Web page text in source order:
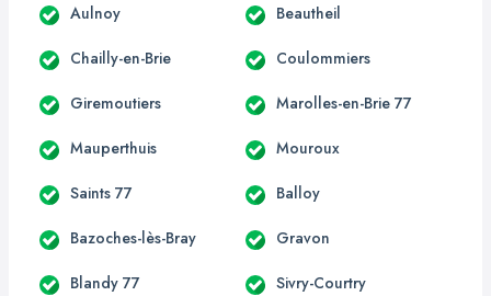
Aulnoy Beautheil
Chailly-en-Brie Coulommiers
Giremoutiers Marolles-en-Brie 77
Mauperthuis Mouroux
Saints 77 Balloy
Bazoches-lès-Bray Gravon
Blandy 77 Sivry-Courtry